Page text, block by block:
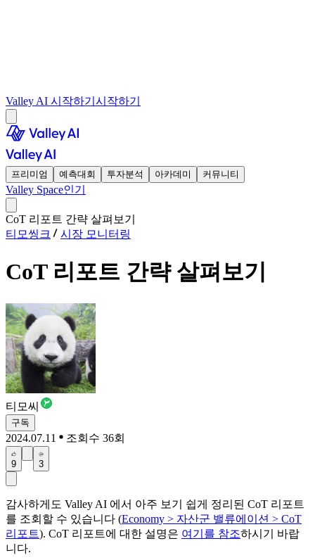
Valley AI 시작하기 시작하기
프리미엄 예측대회 투자분석 아카데미 커뮤니티
Valley Space인기
CoT 리포트 간략 살펴보기
티모씽크
시장 모니터링
CoT 리포트 간략 살펴보기
티모씨
구독
2024.07.11 조회수 36회
9 3
감사하게도 Valley AI 에서 아주 보기 쉽게 정리된 CoT 리포트
를 조회할 수 있습니다 (Economy > 자산군 밸류에이션 > CoT
리포트). CoT 리포트에 대한 설명은 여기를 참조하시기 바랍
니다.